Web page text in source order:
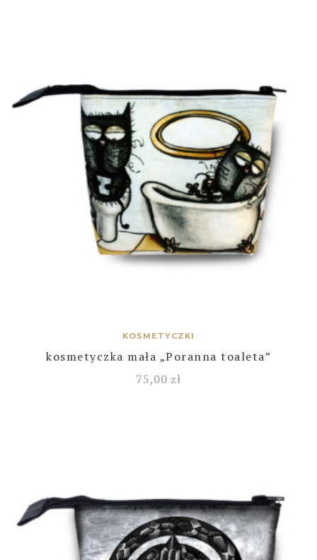
KOSMETYCZKI
kosmetyczka mała „Poranna toaleta”
75,00 zł